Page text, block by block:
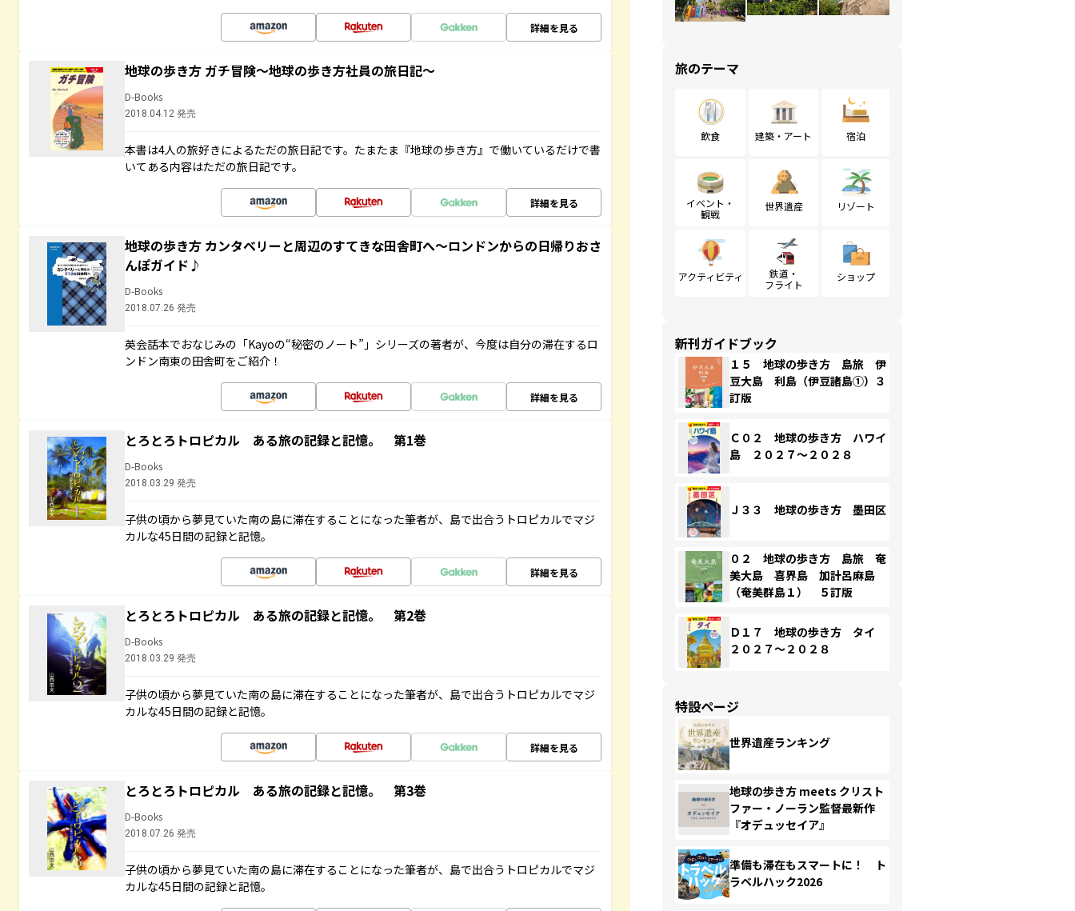
詳細を見る
地球の歩き方 ガチ冒険～地球の歩き方社員の旅日記～
D-Books
2018.04.12 発売
本書は4人の旅好きによるただの旅日記です。たまたま『地球の歩き方』で働いているだけで書
いてある内容はただの旅日記です。
詳細を見る
地球の歩き方 カンタベリーと周辺のすてきな田舎町へ～ロンドンからの日帰りおさ
んぽガイド♪
D-Books
2018.07.26 発売
英会話本でおなじみの「Kayoの“秘密のノート”」シリーズの著者が、今度は自分の滞在するロ
ンドン南東の田舎町をご紹介！
詳細を見る
とろとろトロピカル ある旅の記録と記憶。 第1巻
D-Books
2018.03.29 発売
子供の頃から夢見ていた南の島に滞在することになった筆者が、島で出合うトロピカルでマジ
カルな45日間の記録と記憶。
詳細を見る
とろとろトロピカル ある旅の記録と記憶。 第2巻
D-Books
2018.03.29 発売
子供の頃から夢見ていた南の島に滞在することになった筆者が、島で出合うトロピカルでマジ
カルな45日間の記録と記憶。
詳細を見る
とろとろトロピカル ある旅の記録と記憶。 第3巻
D-Books
2018.07.26 発売
子供の頃から夢見ていた南の島に滞在することになった筆者が、島で出合うトロピカルでマジ
カルな45日間の記録と記憶。
旅のテーマ
飲食 建築・アート 宿泊
イベント・
観戦
世界遺産 リゾート
アクティビティ
鉄道・
フライト
ショップ
新刊ガイドブック
１５ 地球の歩き方 島旅 伊
豆大島 利島（伊豆諸島①）３
訂版
Ｃ０２ 地球の歩き方 ハワイ
島 ２０２７～２０２８
Ｊ３３ 地球の歩き方 墨田区
０２ 地球の歩き方 島旅 奄
美大島 喜界島 加計呂麻島
（奄美群島１） ５訂版
Ｄ１７ 地球の歩き方 タイ
２０２７～２０２８
特設ページ
世界遺産ランキング
地球の歩き方 meets クリスト
ファー・ノーラン監督最新作
『オデュッセイア』
準備も滞在もスマートに！ ト
ラベルハック2026